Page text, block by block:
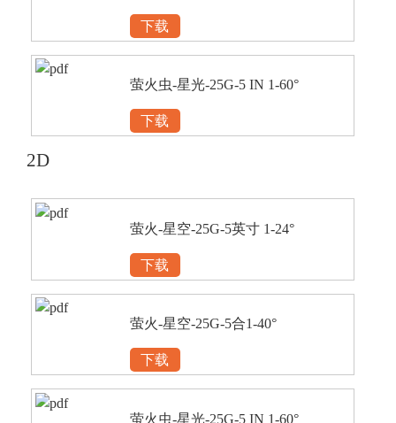
下载
萤火虫-星光-25G-5 IN 1-60°
下载
2D
萤火-星空-25G-5英寸 1-24°
下载
萤火-星空-25G-5合1-40°
下载
萤火虫-星光-25G-5 IN 1-60°